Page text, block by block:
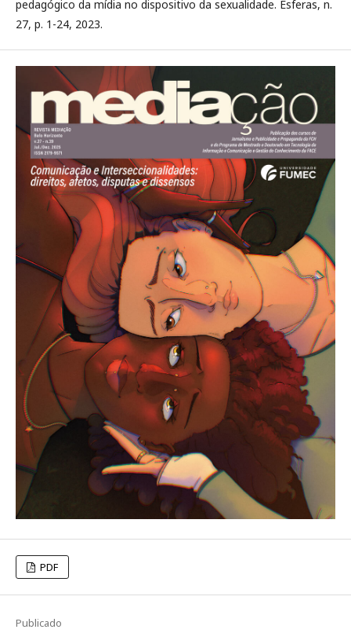
pedagógico da mídia no dispositivo da sexualidade. Esferas, n.
27, p. 1-24, 2023.
PDF
Publicado